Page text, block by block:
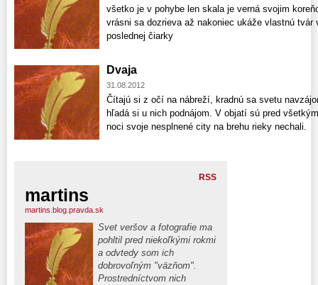
všetko je v pohybe len skala je verná svojim
vrásni sa dozrieva až nakoniec ukáže vlastnú tvár
poslednej čiarky
Dvaja
31.08.2012
Čítajú si z očí na nábreží, kradnú sa svetu
hľadá si u nich podnájom. V objatí sú pred
noci svoje nesplnené city na brehu rieky nechali.
RSS
martins
martins.blog.pravda.sk
Svet veršov a fotografie ma
pohltil pred niekoľkými rokmi
a odvtedy som ich
dobrovoľným "väzňom".
Prostredníctvom nich